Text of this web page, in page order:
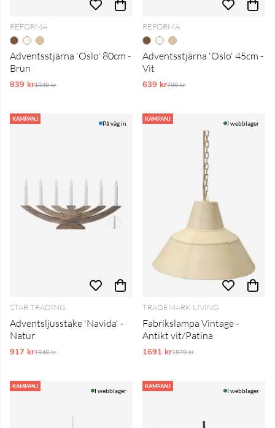
REFORMA
Adventsstjärna 'Oslo' 80cm -
Brun
839 krOrdinarie pris:
1049 kr
REFORMA
Adventsstjärna 'Oslo' 45cm -
Vit
639 krOrdinarie pris:
799 kr
KAMPANJ
På väg in
STAR TRADING
Adventsljusstake 'Navida' -
Natur
917 krOrdinarie pris:
1848 kr
KAMPANJ
I webblager
TRADEMARK LIVING
Fabrikslampa Vintage -
Antikt vit/Patina
1691 krOrdinarie pris:
1879 kr
KAMPANJ
I webblager
KAMPANJ
I webblager